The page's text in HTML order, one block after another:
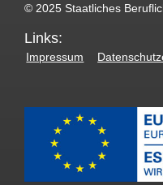
© 2025 Staatliches
Links:
Impressum